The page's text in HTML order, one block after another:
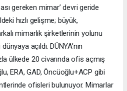
gereken mimar’ devri geride
hızlı gelişme; büyük,
mimarlık şirketlerinin yolunu
açıldı. DÜNYA’nın
ülkede 20 civarında ofis açmış
ERA, GAD, Öncüoğlu+ACP gibi
ofisleri bulunuyor. Mimarlar